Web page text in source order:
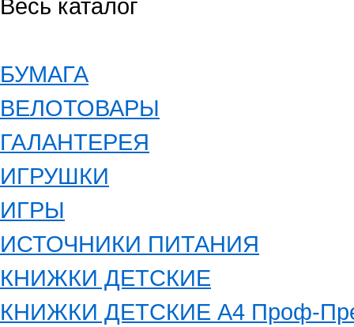
Весь каталог
БУМАГА
ВЕЛОТОВАРЫ
ГАЛАНТЕРЕЯ
ИГРУШКИ
ИГРЫ
ИСТОЧНИКИ ПИТАНИЯ
КНИЖКИ ДЕТСКИЕ
КНИЖКИ ДЕТСКИЕ А4 Проф-